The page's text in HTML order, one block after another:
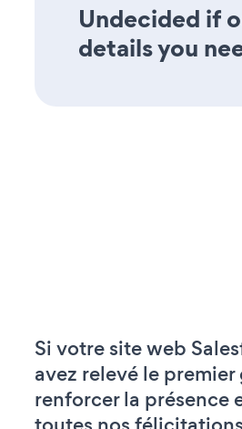
Undecided if
details you
Si votre site web
avez relevé le
renforcer la présence